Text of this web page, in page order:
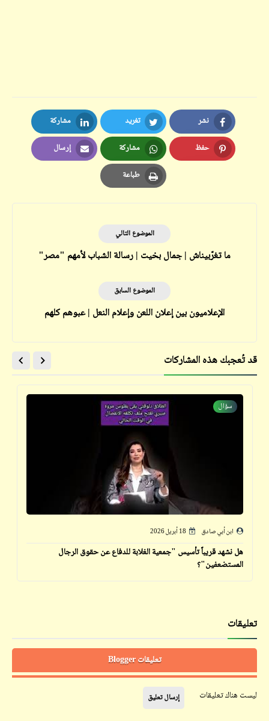
نشر
Facebook
تغريد
Twitter
مشاركة
LinkedIn
حفظ
Pinterest
مشاركة
Whatsapp
إرسال
Email
طباعة
Print
الموضوع التالي
ما تغرّبيناش | جمال بخيت | رسالة الشباب لأمهم "مصر"
الموضوع السابق
الإعلاميون بين إعلان اللعن وإعلام النعل | عبوهم كلهم
قد تُعجبك هذه المشاركات
سؤال
ابن أبي صادق 18 أبريل 2026
هل نشهد قريباً تأسيس "جمعية الغلابة للدفاع عن حقوق الرجال
المستضعفين"؟
تعليقات
تعليقات Blogger
ليست هناك تعليقات إرسال تعليق